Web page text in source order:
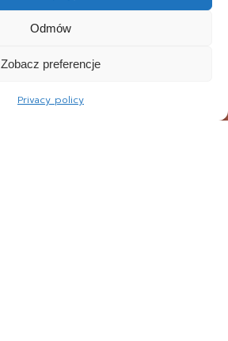
Odmów
Zobacz preferencje
Privacy policy